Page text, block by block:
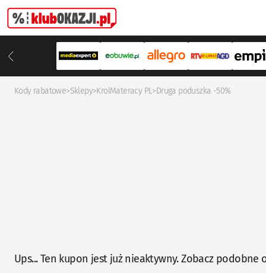
Kody rabatowe>Sklepy>KrolMateracy PL>Druga poduszka -50%
Ups... Ten kupon jest już nieaktywny. Zobacz podobne